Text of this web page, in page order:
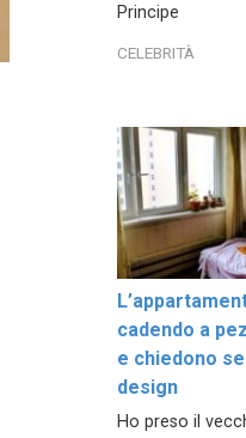
Principe
CELEBRITÀ
cadendo a
e chiedono
design
Ho preso il